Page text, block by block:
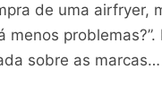
de uma airfryer,
menos
sobre as marcas…